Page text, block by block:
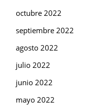
octubre 2022
septiembre 2022
agosto 2022
julio 2022
junio 2022
mayo 2022